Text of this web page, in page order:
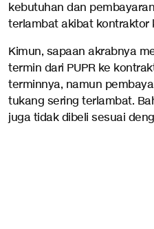
kebutuhan dan
terlambat akibat kontraktor
Kimun, sapaan akrabnya
termin dari PUPR ke
terminnya, namun
tukang sering terlambat.
juga tidak dibeli sesuai